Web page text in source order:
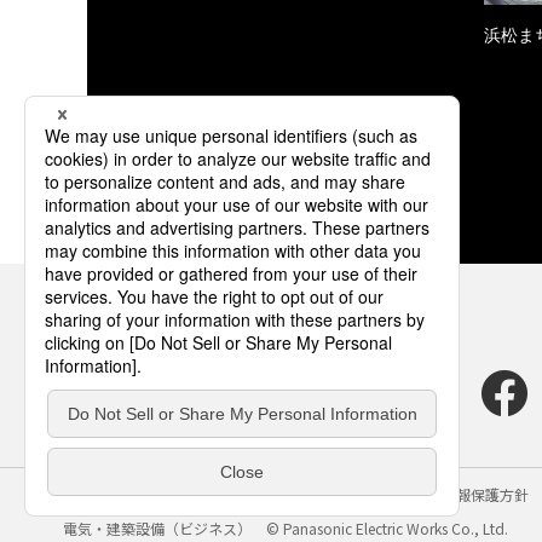
浜松ま
サイトのご利用にあたって クッキーポリシー
個人情報保護方針
電気・建築設備（ビジネス）
© Panasonic Electric Works Co., Ltd.